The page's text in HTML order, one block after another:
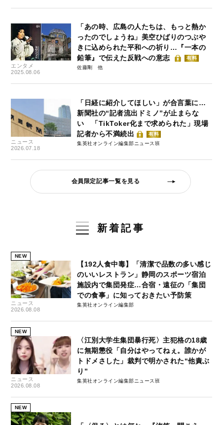
エンタメ
2025.08.06
「あの時、広島の人たちは、もっと熱か
ったのでしょうね」美空ひばりのつぶや
きに込められた平和への祈り…『一本の
鉛筆』で伝えた反戦への意志
有料
佐藤剛
ニュース
2026.07.18
「日経に紹介してほしい」が合言葉に…
新聞社の“記者流出ドミノ”が止まらな
い 「TikToker化まで求められた」現場
記者から不満続出
有料
集英社オンライン編集部ニュース班
会員限定記事一覧を見る
新着記事
NEW
ニュース
2026.08.08
【192人食中毒】「清潔で品数の多い感じ
のいいレストラン」静岡のスポーツ宿泊
施設内で集団発症…合宿・遠征の「集団
での食事」に知っておきたい予防策
集英社オンライン編集部
NEW
ニュース
2026.08.08
〈江別大学生集団暴行死〉主犯格の18歳
に無期懲役「自分はやってねぇ。誰かが
トドメさした」裁判で明かされた“他責ぶ
り”
集英社オンライン編集部ニュース班
NEW